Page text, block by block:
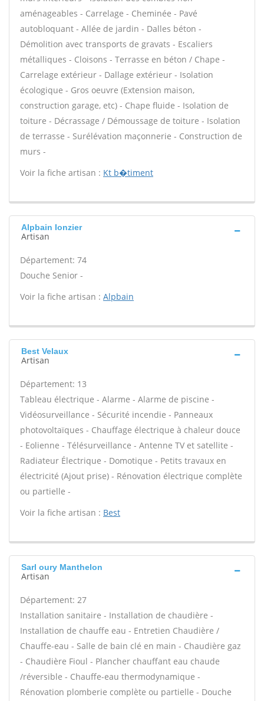
aménageables - Carrelage - Cheminée - Pavé
autobloquant - Allée de jardin - Dalles béton -
Démolition avec transports de gravats - Escaliers
métalliques - Cloisons - Terrasse en béton / Chape -
Carrelage extérieur - Dallage extérieur - Isolation
écologique - Gros oeuvre (Extension maison,
construction garage, etc) - Chape fluide - Isolation de
toiture - Décrassage / Démoussage de toiture - Isolation
de terrasse - Surélévation maçonnerie - Construction de
murs -
Voir la fiche artisan : Kt b�timent
Alpbain Ionzier
Artisan
Département: 74
Douche Senior -
Voir la fiche artisan : Alpbain
Best Velaux
Artisan
Département: 13
Tableau électrique - Alarme - Alarme de piscine -
Vidéosurveillance - Sécurité incendie - Panneaux
photovoltaïques - Chauffage électrique à chaleur douce
- Eolienne - Télésurveillance - Antenne TV et satellite -
Radiateur Électrique - Domotique - Petits travaux en
électricité (Ajout prise) - Rénovation électrique complète
ou partielle -
Voir la fiche artisan : Best
Sarl oury Manthelon
Artisan
Département: 27
Installation sanitaire - Installation de chaudière -
Installation de chauffe eau - Entretien Chaudière /
Chauffe-eau - Salle de bain clé en main - Chaudière gaz
- Chaudière Fioul - Plancher chauffant eau chaude
/réversible - Chauffe-eau thermodynamique -
Rénovation plomberie complète ou partielle - Douche